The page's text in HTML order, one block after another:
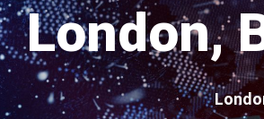
London,